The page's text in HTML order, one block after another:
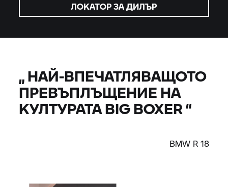
ЛОКАТОР ЗА ДИЛЪР
„НАЙ-ВПЕЧАТЛЯВАЩОТО
ПРЕВЪПЛЪЩЕНИЕ НА
КУЛТУРАТА BIG BOXER“
BMW R 18